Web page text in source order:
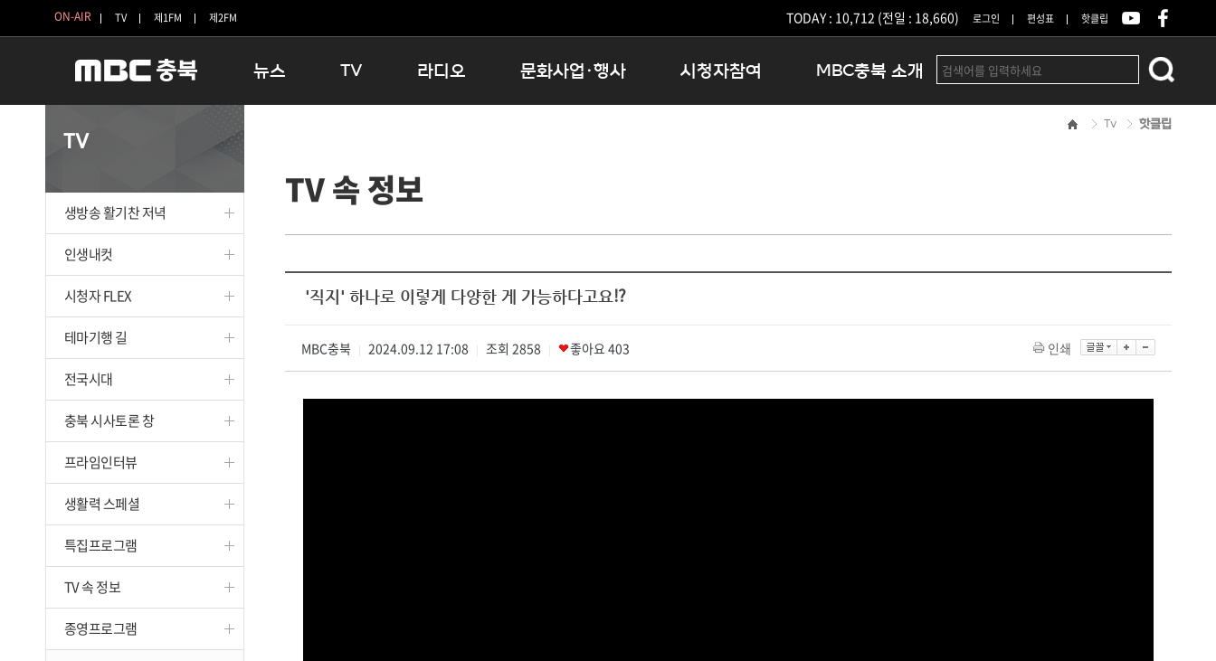
ON-AIR TV 제1FM 제2FM TODAY : 10,712 (전일 : 18,660) 로그인 편성표 핫클립
뉴스
보은
옥천
TV
인생내컷
테마기행 길
시청자 FLEX
특집프로그램
종영프로그램
라디오
16:00 완벽한 하루
우리 고향, 부탁해!
문화사업·행사
충청북도 음식문화페스타
청원생명쌀 대청호마라톤
로컬 콘텐츠 Hub
문화행사 아카이빙
시청자참여 MBC충북 소개
오시는길
TV
생방송 활기찬 저녁
인생내컷
시청자 FLEX
테마기행 길
전국시대
충북 시사토론 창
프라임인터뷰
생활력 스페셜
특집프로그램
TV 속 정보
종영프로그램
Tv 핫클립
TV 속 정보
'직지' 하나로 이렇게 다양한 게 가능하다고요⁉
MBC충북 2024.09.12 17:08 조회 2858 좋아요403 인쇄